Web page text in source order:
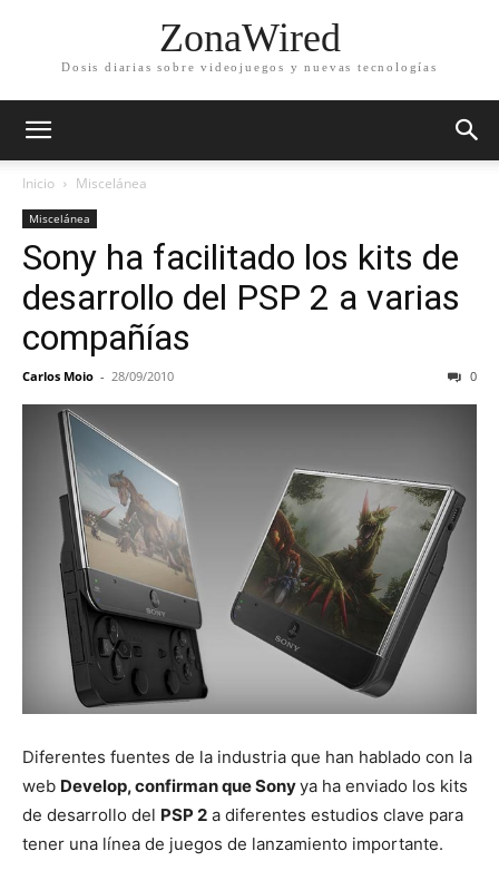
ZonaWired
Dosis diarias sobre videojuegos y nuevas tecnologías
Inicio Miscelánea
Miscelánea
Sony ha facilitado los kits de
desarrollo del PSP 2 a varias
compañías
Carlos Moio - 28/09/2010 0
Diferentes fuentes de la industria que han hablado con la
web Develop, confirman queSonyya ha enviado los kits
de desarrollo del PSP 2 a diferentes estudios clave para
tener una línea de juegos de lanzamiento importante.